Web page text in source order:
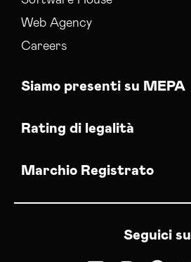
Web Agency
Careers
Siamo presenti su MEPA
Rating di legalità
Marchio Registrato
Seguici su